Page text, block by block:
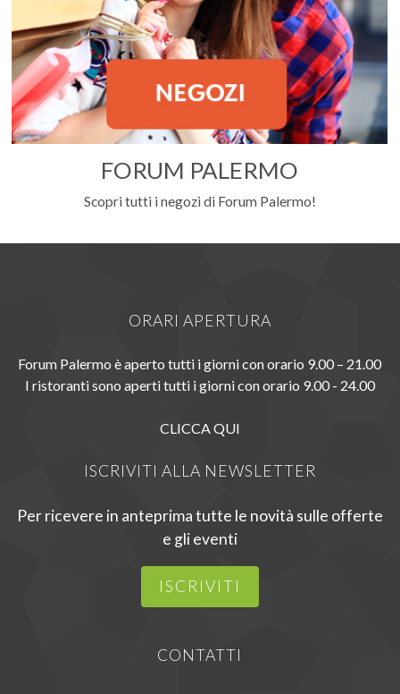
FORUM PALERMO
Scopri tutti i negozi di Forum Palermo!
ORARI APERTURA
Forum Palermo è aperto tutti i giorni con orario 9.00 – 21.00
I ristoranti sono aperti tutti i giorni con orario 9.00 - 24.00
CLICCA QUI
ISCRIVITI ALLA NEWSLETTER
Per ricevere in anteprima tutte le novità sulle offerte
e gli eventi
ISCRIVITI
CONTATTI